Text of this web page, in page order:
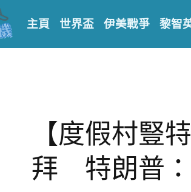
主頁 世界盃 伊美戰爭 黎智
【度假村豎
拜　特朗普